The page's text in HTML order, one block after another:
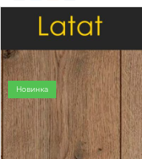
Новинка